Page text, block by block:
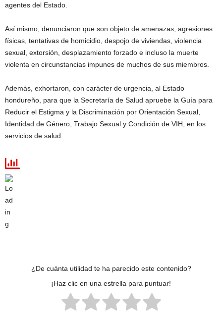
agentes del Estado.
Así mismo, denunciaron que son objeto de amenazas, agresiones
físicas, tentativas de homicidio, despojo de viviendas, violencia
sexual, extorsión, desplazamiento forzado e incluso la muerte
violenta en circunstancias impunes de muchos de sus miembros.
Además, exhortaron, con carácter de urgencia, al Estado
hondureño, para que la Secretaría de Salud apruebe la Guía para
Reducir el Estigma y la Discriminación por Orientación Sexual,
Identidad de Género, Trabajo Sexual y Condición de VIH, en los
servicios de salud.
¿De cuánta utilidad te ha parecido este contenido?
¡Haz clic en una estrella para puntuar!